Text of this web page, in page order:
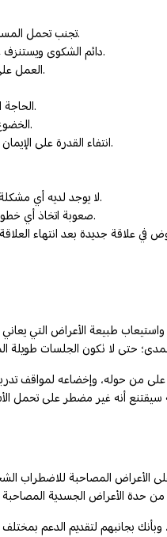
تجنب تحمل المسؤولية بمختلف أشكالها بالأخص المسؤولية الشخصية.
دائم الشكوى ويستنزف عواطف من حوله لحملهم على مساعدته والاكتفاء به.
العمل على طلب النصائح والطمأنينة بشكل مفرط من الآخرين.
الحاجة الدائمة والمستمرة في الحصول على رعاية الآخرين له.
الخضوع لمن حوله وانتفاء القدرة على تشكيل رأي خاص به.
انتفاء القدرة على الإيمان بقدراته والاكتفاء بنفسه، ما يدفعه للتعلق بمن حوله.
لا يوجد لديه أي مشكلة من معاملته بشكل سيء مقابل البقاء معه ورعايته.
صعوبة اتخاذ أي خطوة أو تنفيذ أي شيء بمفرده دون مساعدة الآخرين له.
طبيعة الأعراض التي
من حوله، وإخضاعه لمواقف
أنه غير مضطر على تحمل
المصاحبة للاضطراب
بجانبهم لتقديم الدعم بمختلف